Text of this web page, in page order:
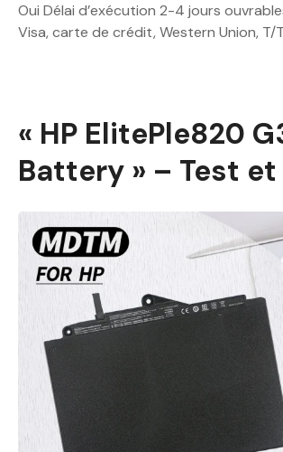
Oui Délai d’exécution 2-4 jours
Visa, carte de crédit, Western Union, T/
« HP ElitePle820
Battery » – Test et